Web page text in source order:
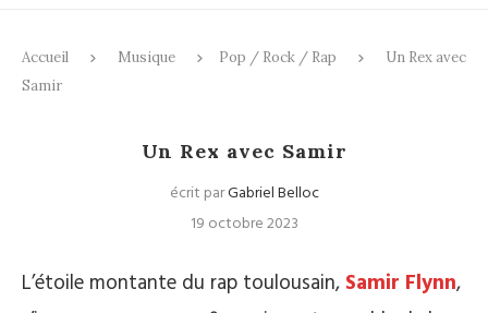
Accueil Musique Pop / Rock / Rap
Un Rex avec
Samir
Un Rex avec Samir
écrit parGabriel Belloc
19 octobre 2023
L’étoile montante du rap toulousain, Samir Flynn,